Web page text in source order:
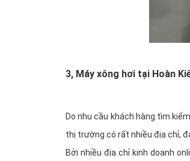
3, Máy xông hơi tại Hoàn
Do nhu cầu khách hàng tìm
thị trường có rất nhiều địa chỉ,
Bởi nhiều địa chỉ kinh doanh